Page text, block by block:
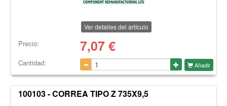
Ver detalles del artículo
Precio: 7,07€
Cantidad: Añadir
100103 - CORREA TIPO Z 735X9,5